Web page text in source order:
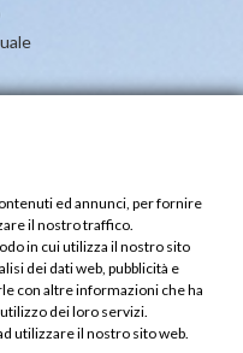
ed annunci, per fornire
il nostro traffico.
in cui utilizza il nostro sito
dei dati web, pubblicità e
con altre informazioni che ha
dei loro servizi.
utilizzare il nostro sito web.